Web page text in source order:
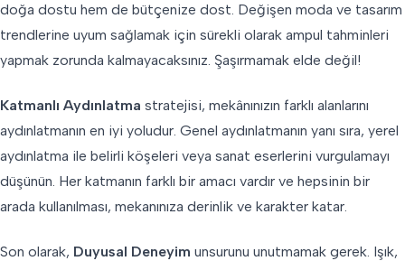
doğa dostu hem de bütçenize dost. Değişen moda ve tasarım
trendlerine uyum sağlamak için sürekli olarak ampul tahminleri
yapmak zorunda kalmayacaksınız. Şaşırmamak elde değil!
Katmanlı Aydınlatma stratejisi, mekânınızın farklı alanlarını
aydınlatmanın en iyi yoludur. Genel aydınlatmanın yanı sıra, yerel
aydınlatma ile belirli köşeleri veya sanat eserlerini vurgulamayı
düşünün. Her katmanın farklı bir amacı vardır ve hepsinin bir
arada kullanılması, mekanınıza derinlik ve karakter katar.
Son olarak, Duyusal Deneyim unsurunu unutmamak gerek. Işık,